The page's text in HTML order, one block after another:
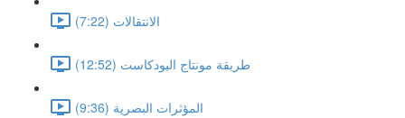
الانتقالات (7:22)
طريقة مونتاج البودكاست (12:52)
المؤثرات البصرية (9:36)